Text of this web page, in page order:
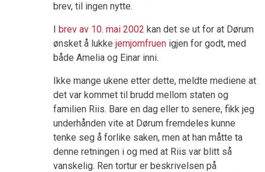
brev, til ingen nytte.
I brev av 10. mai 2002 kan det se ut for at Dørum
ønsket å lukke jernjomfruen igjen for godt, med
både Amelia og Einar inni.
Ikke mange ukene etter dette, meldte mediene at
det var kommet til brudd mellom staten og
familien Riis. Bare en dag eller to senere, fikk jeg
underhånden vite at Dørum fremdeles kunne
tenke seg å forlike saken, men at han måtte ta
denne retningen i og med at Riis var blitt så
vanskelig. Ren tortur er beskrivelsen på